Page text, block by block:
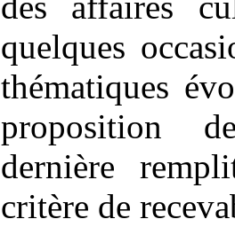
quelques
thématiques
proposition
dernière
critère de